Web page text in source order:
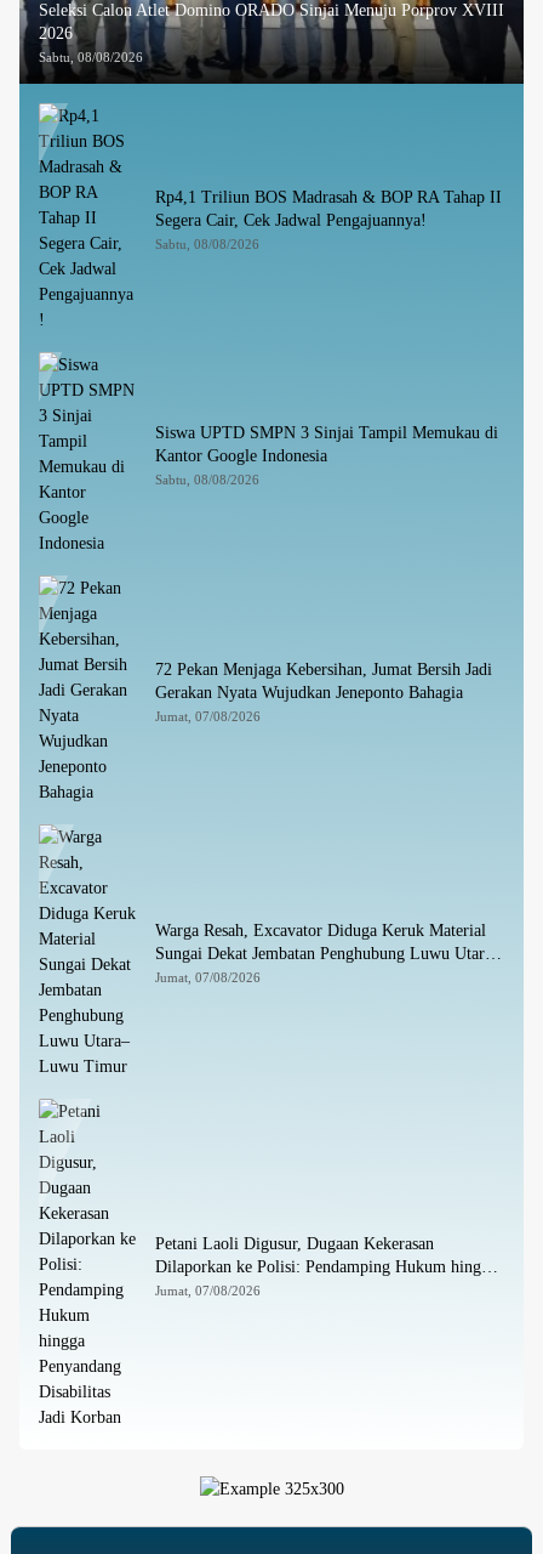
Seleksi Calon Atlet Domino ORADO Sinjai Menuju Porprov XVIII
2026
Sabtu, 08/08/2026
Rp4,1 Triliun BOS Madrasah & BOP RA Tahap II
Segera Cair, Cek Jadwal Pengajuannya!
Sabtu, 08/08/2026
Siswa UPTD SMPN 3 Sinjai Tampil Memukau di
Kantor Google Indonesia
Sabtu, 08/08/2026
72 Pekan Menjaga Kebersihan, Jumat Bersih Jadi
Gerakan Nyata Wujudkan Jeneponto Bahagia
Jumat, 07/08/2026
Warga Resah, Excavator Diduga Keruk Material
Sungai Dekat Jembatan Penghubung Luwu Utara–
Luwu Timur
Jumat, 07/08/2026
Petani Laoli Digusur, Dugaan Kekerasan
Dilaporkan ke Polisi: Pendamping Hukum hingga
Penyandang Disabilitas Jadi Korban
Jumat, 07/08/2026